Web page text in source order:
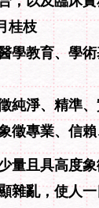
桂枝
學教育、學
純淨、精準
徵專業、信
量且具高度
雜亂，使人